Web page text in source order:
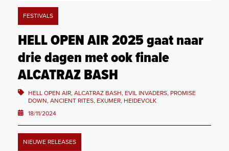
FESTIVALS
HELL OPEN AIR 2025 gaat naar
drie dagen met ook finale
ALCATRAZ BASH
HELL OPEN AIR, ALCATRAZ BASH, EVIL INVADERS, PROMISE
DOWN, ANCIENT RITES, EXUMER, HEIDEVOLK
18/11/2024
NIEUWE RELEASES